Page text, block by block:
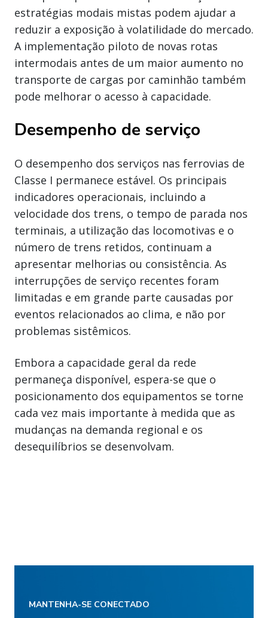
estratégias modais mistas podem ajudar a
reduzir a exposição à volatilidade do mercado.
A implementação piloto de novas rotas
intermodais antes de um maior aumento no
transporte de cargas por caminhão também
pode melhorar o acesso à capacidade.
Desempenho de serviço
O desempenho dos serviços nas ferrovias de
Classe I permanece estável. Os principais
indicadores operacionais, incluindo a
velocidade dos trens, o tempo de parada nos
terminais, a utilização das locomotivas e o
número de trens retidos, continuam a
apresentar melhorias ou consistência. As
interrupções de serviço recentes foram
limitadas e em grande parte causadas por
eventos relacionados ao clima, e não por
problemas sistêmicos.
Embora a capacidade geral da rede
permaneça disponível, espera-se que o
posicionamento dos equipamentos se torne
cada vez mais importante à medida que as
mudanças na demanda regional e os
desequilíbrios se desenvolvam.
MANTENHA-SE CONECTADO